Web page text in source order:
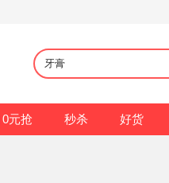
0元抢 秒杀 好货